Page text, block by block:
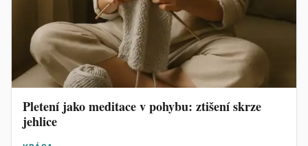
Pletení jako meditace v pohybu: ztišení skrze
jehlice